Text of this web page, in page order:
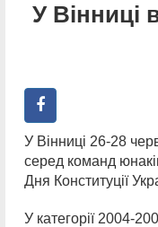
У Вінниці
У Вінниці 26-28
серед команд
Дня Конституції
У категорії 2004-